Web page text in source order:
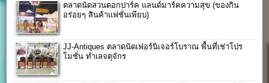
ตลาดนัดสวนดอกปาร์ค แลนด์มาร์คความสุข (ของกิน
อร่อยๆ สินค้าแฟชั่นเพียบ)
JJ-Antiques ตลาดนัดเฟอร์นิเจอร์โบราณ พื้นที่เช่าโปร
โมชั่น ทำเลจตุจักร